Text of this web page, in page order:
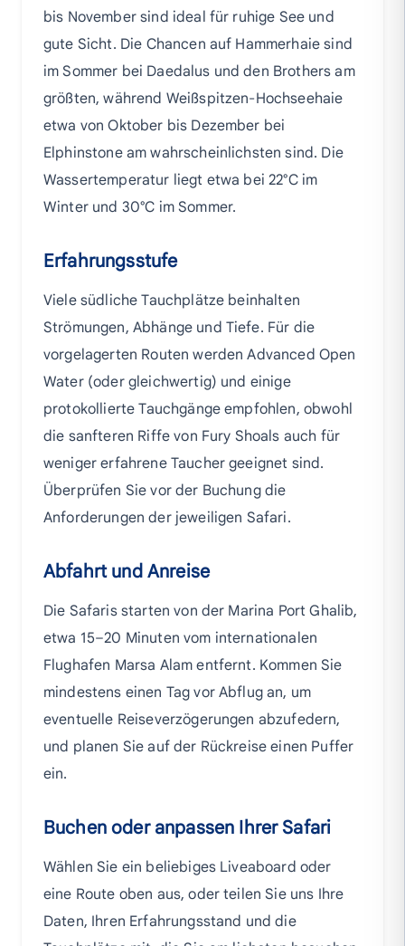
bis November sind ideal für ruhige See und
gute Sicht. Die Chancen auf Hammerhaie sind
im Sommer bei Daedalus und den Brothers am
größten, während Weißspitzen-Hochseehaie
etwa von Oktober bis Dezember bei
Elphinstone am wahrscheinlichsten sind. Die
Wassertemperatur liegt etwa bei 22°C im
Winter und 30°C im Sommer.
Erfahrungsstufe
Viele südliche Tauchplätze beinhalten
Strömungen, Abhänge und Tiefe. Für die
vorgelagerten Routen werden Advanced Open
Water (oder gleichwertig) und einige
protokollierte Tauchgänge empfohlen, obwohl
die sanfteren Riffe von Fury Shoals auch für
weniger erfahrene Taucher geeignet sind.
Überprüfen Sie vor der Buchung die
Anforderungen der jeweiligen Safari.
Abfahrt und Anreise
Die Safaris starten von der Marina Port Ghalib,
etwa 15–20 Minuten vom internationalen
Flughafen Marsa Alam entfernt. Kommen Sie
mindestens einen Tag vor Abflug an, um
eventuelle Reiseverzögerungen abzufedern,
und planen Sie auf der Rückreise einen Puffer
ein.
Buchen oder anpassen Ihrer Safari
Wählen Sie ein beliebiges Liveaboard oder
eine Route oben aus, oder teilen Sie uns Ihre
Daten, Ihren Erfahrungsstand und die